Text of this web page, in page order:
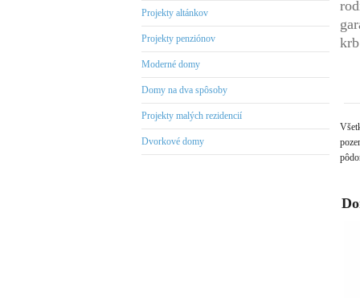
Projekty altánkov
Projekty penziónov
Moderné domy
Domy na dva spôsoby
Projekty malých rezidencií
Dvorkové domy
krb